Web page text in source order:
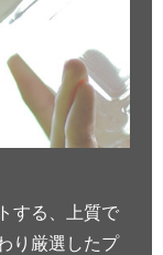
する、上質で
り厳選したプ